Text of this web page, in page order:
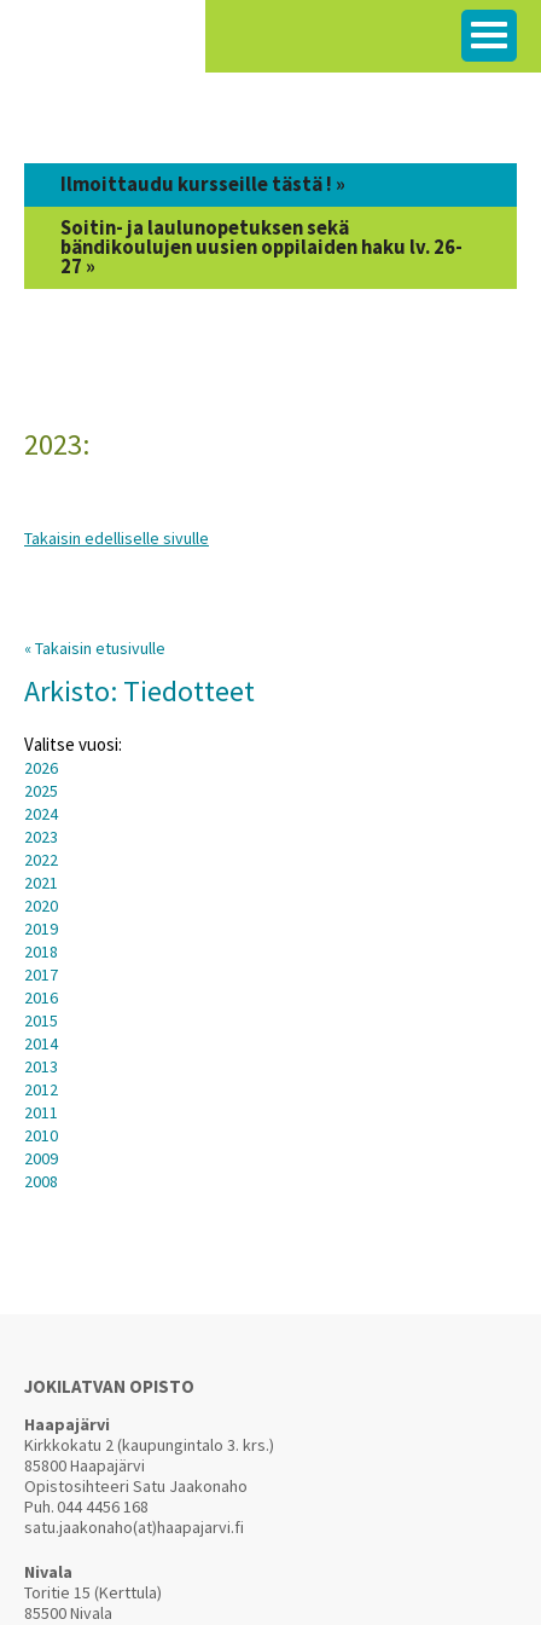
Ilmoittaudu kursseille tästä ! »
Soitin- ja laulunopetuksen sekä
bändikoulujen uusien oppilaiden haku lv. 26-
27 »
2023:
Takaisin edelliselle sivulle
« Takaisin etusivulle
Arkisto: Tiedotteet
Valitse vuosi:
2026
2025
2024
2023
2022
2021
2020
2019
2018
2017
2016
2015
2014
2013
2012
2011
2010
2009
2008
JOKILATVAN OPISTO
Haapajärvi
Kirkkokatu 2 (kaupungintalo 3. krs.)
85800 Haapajärvi
Opistosihteeri Satu Jaakonaho
Puh.044 4456 168
satu.jaakonaho(at)haapajarvi.fi
Nivala
Toritie 15 (Kerttula)
85500 Nivala